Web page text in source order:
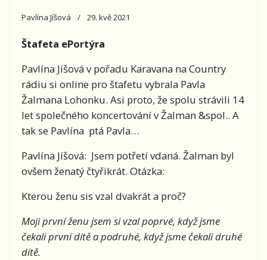
Pavlína Jíšová 29. kvě 2021
Štafeta ePortýra
Pavlína Jíšová v pořadu Karavana na Country
rádiu si online pro štafetu vybrala Pavla
Žalmana Lohonku. Asi proto, že spolu strávili 14
let společného koncertování v Žalman &spol.. A
tak se Pavlína ptá Pavla…
Pavlína Jíšová: Jsem potřetí vdaná. Žalman byl
ovšem ženatý čtyřikrát. Otázka:
Kterou ženu sis vzal dvakrát a proč?
Moji první ženu jsem si vzal poprvé, když jsme
čekali první dítě a podruhé, když jsme čekali druhé
dítě.